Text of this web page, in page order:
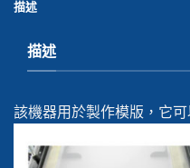
描述
描述
該機器用於製作模版，它